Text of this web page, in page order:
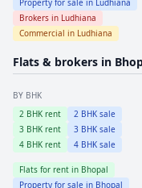
Brokers in Ludhiana
Commercial in Ludhiana
Flats & brokers in
BY BHK
2 BHK rent 2 BHK sale
3 BHK rent 3 BHK sale
4 BHK rent 4 BHK sale
Flats for rent in Bhopal
Property for sale in Bhopal